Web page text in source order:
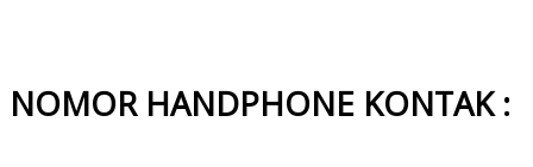
NOMOR HANDPHONE KONTAK :